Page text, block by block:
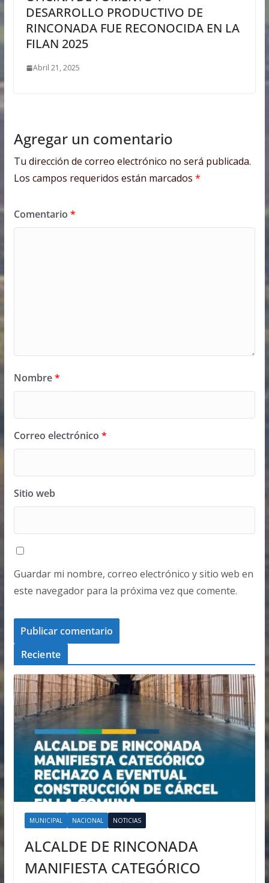
DESARROLLO PRODUCTIVO DE
RINCONADA FUE RECONOCIDA EN LA
FILAN 2025
Abril 21, 2025
Agregar un comentario
Tu dirección de correo electrónico no será publicada.
Los campos requeridos están marcados *
Comentario *
Nombre*
Correo electrónico *
Sitio web
Guardar mi nombre, correo electrónico y sitio web en
este navegador para la próxima vez que comente.
Reciente
MUNICIPAL NACIONAL NOTICIAS
ALCALDE DE RINCONADA
MANIFIESTA CATEGÓRICO